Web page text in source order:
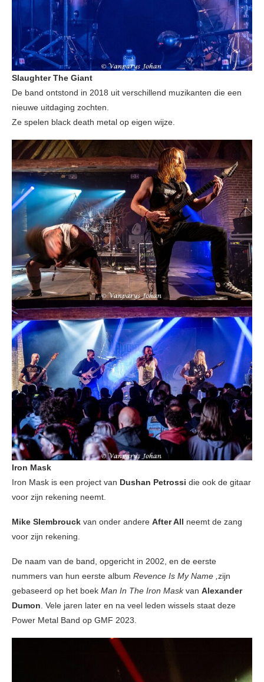
Slaughter The Giant
De band ontstond in 2018 uit verschillend muzikanten die een
nieuwe uitdaging zochten.
Ze spelen black death metal op eigen wijze.
Iron Mask
Iron Mask is een project van Dushan Petrossi die ook de gitaar
voor zijn rekening neemt.
Mike Slembrouck van onder andere After All neemt de zang
voor zijn rekening.
De naam van de band, opgericht in 2002, en de eerste
nummers van hun eerste album Revence Is My Name , zijn
gebaseerd op het boek Man In The Iron Maskvan Alexander
Dumon . Vele jaren later en na veel leden wissels staat deze
Power Metal Band op GMF 2023.